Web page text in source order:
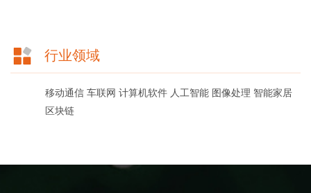
行业领域
移动通信 车联网 计算机软件 人工智能 图像处理 智能家居
区块链